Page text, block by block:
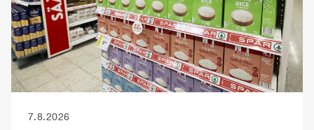
7.8.2026